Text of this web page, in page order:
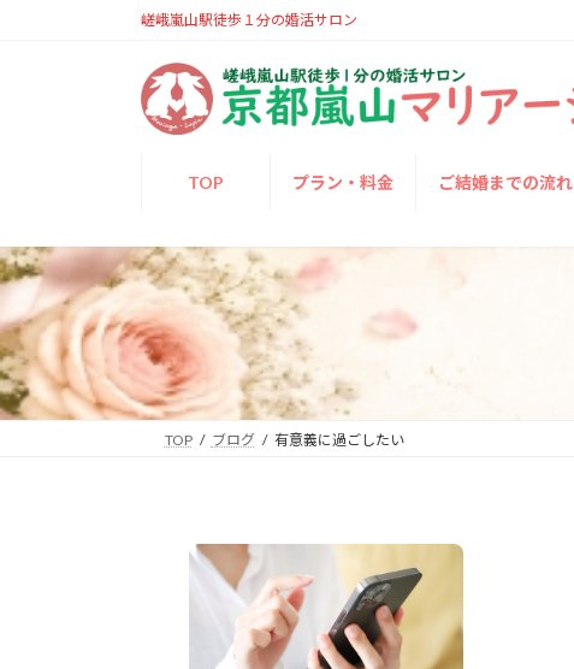
ッ
プ
移
動
嵯峨嵐山駅徒歩１分の婚活サロン
TOP プラン・料金 ご結婚までの流れ
TOP ブログ 有意義に過ごしたい